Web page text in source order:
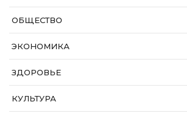
ОБЩЕСТВО
ЭКОНОМИКА
ЗДОРОВЬЕ
КУЛЬТУРА